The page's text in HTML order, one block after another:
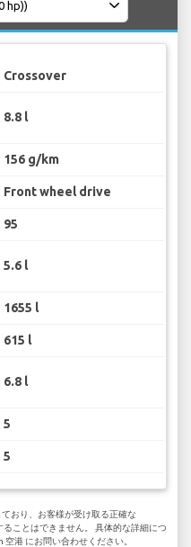
Crossover
8.8 l
156 g/km
Front wheel drive
95
5.6 l
1655 l
615 l
6.8 l
5
5
おり、お客様が受け取る正確な
ことはできません。 具体的な詳細につ
港 にお問い合わせください。